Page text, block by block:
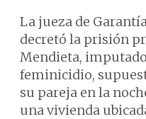
La jueza de
decretó la prisión
Mendieta,
feminicidio,
su pareja en la
una vivienda